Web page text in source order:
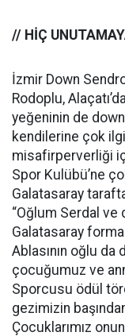
// HİÇ
İzmir Down
Rodoplu,
yeğeninin de
kendilerine çok
misafirperverliği
Spor Kulübü’ne
Galatasaray
“Oğlum Serdal ve
Galatasaray
Ablasının oğlu
çocuğumuz ve
Sporcusu ödül
gezimizin
Çocuklarımız